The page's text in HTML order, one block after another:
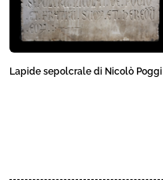
Lapide sepolcrale di Nicolò Poggi